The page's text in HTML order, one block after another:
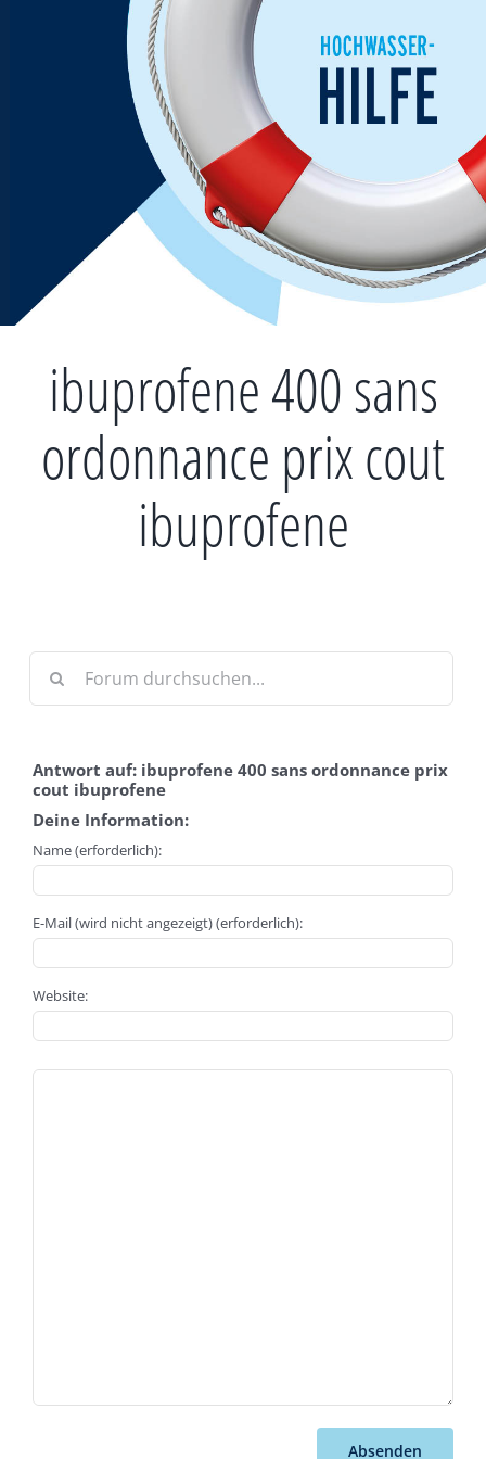
ibuprofene 400 sans
ordonnance prix cout
ibuprofene
Antwort auf: ibuprofene 400 sans ordonnance prix
cout ibuprofene
Deine Information:
Name (erforderlich):
E-Mail (wird nicht angezeigt) (erforderlich):
Website:
Absenden